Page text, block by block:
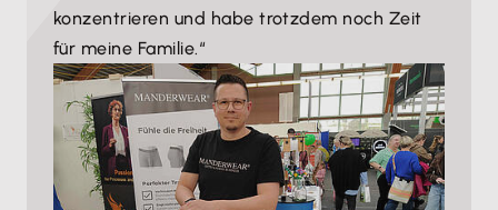
konzentrieren und habe trotzdem noch Zeit
für meine Familie.“